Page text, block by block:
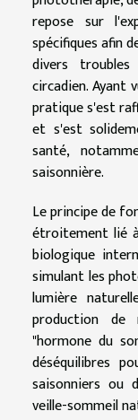
repose sur
spécifiques afin
divers
circadien. Ayant
pratique s'est
et s'est
santé,
saisonnière.
Le principe de
étroitement lié
biologique
simulant les
lumière
production de
"hormone du
déséquilibres
saisonniers ou
veille-sommeil